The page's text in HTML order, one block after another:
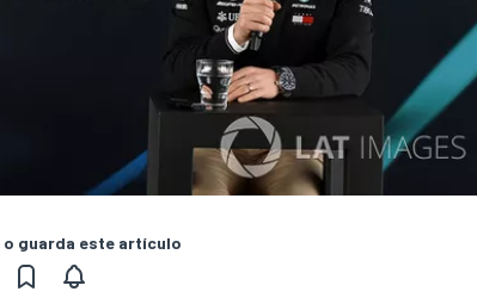
o guarda este artículo